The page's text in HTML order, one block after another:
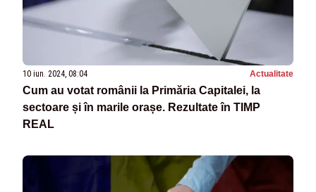
10 iun. 2024, 08:04 Actualitate
Cum au votat românii la Primăria Capitalei, la
sectoare și în marile orașe. Rezultate în TIMP
REAL